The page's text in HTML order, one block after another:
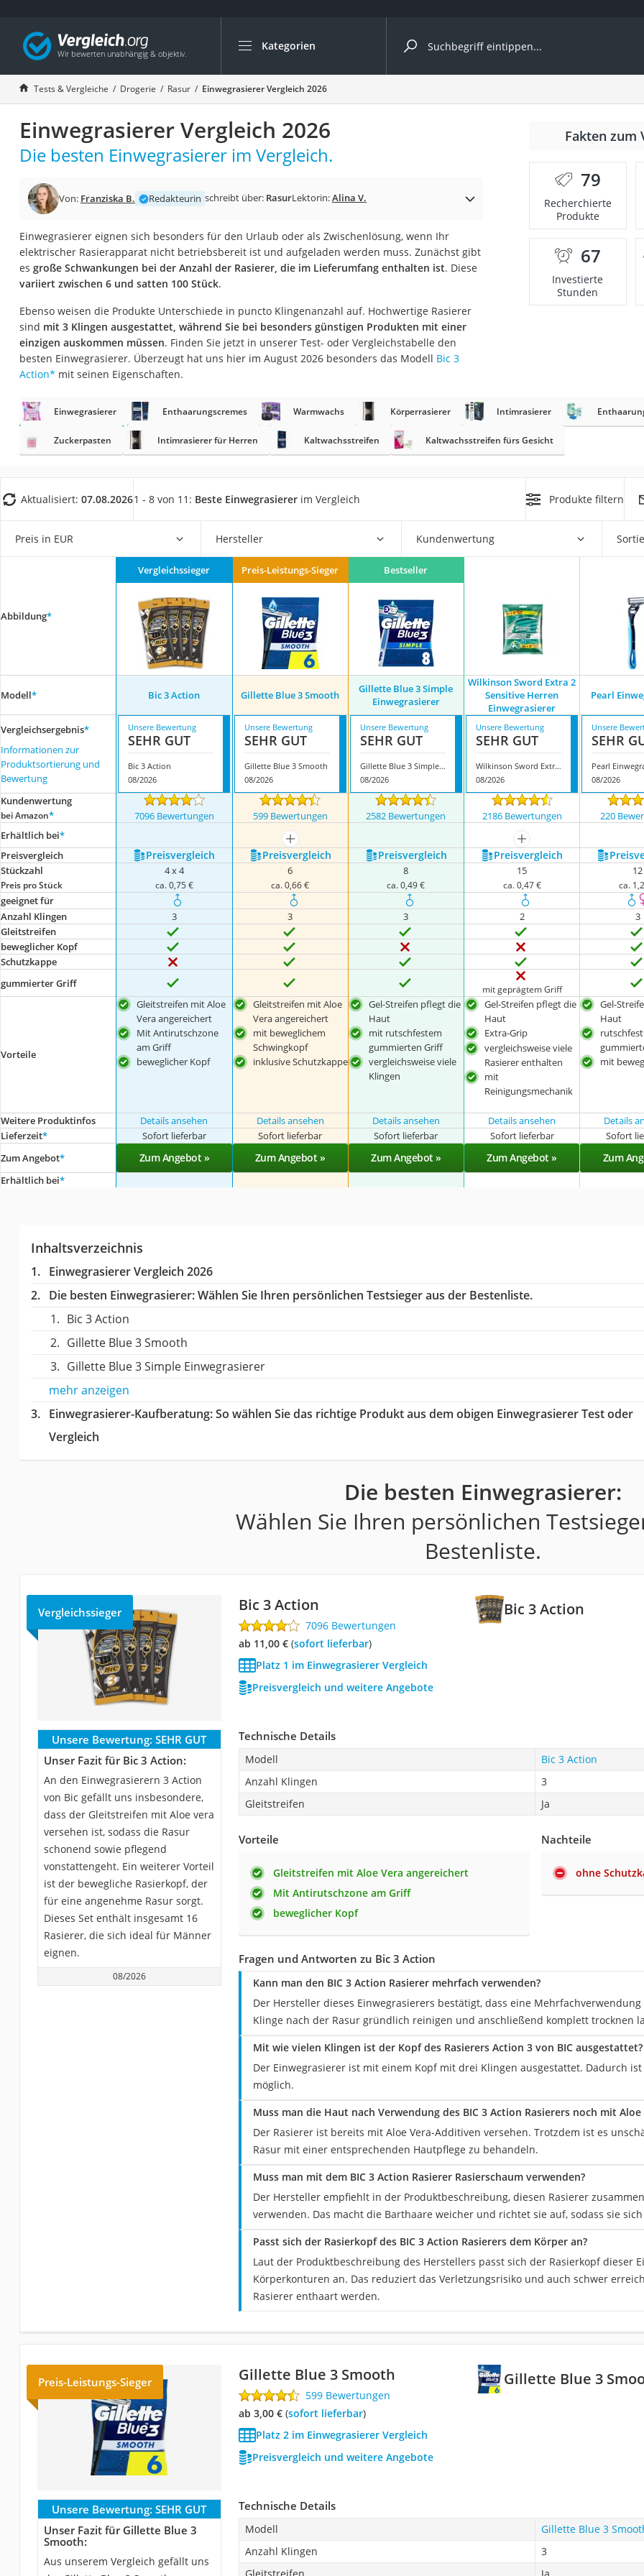
Kategorien
Die beliebtesten Vergleiche nach Kategorie
Drogerie
Inhalator
Haarschneider
Rollator
Braun Rasierer
Katzenklappe (Chip)
Masturbator
Massagepistole
Epilierer
Reisehaartrockner
Eiweißpulver
Magnesiumpräparat
Nackenmassagegerät
Zeckenschutz Katze
leichter Haartrockner
Schildkrötenhaus
Massagegerät
Service
Tests & Vergleiche Drogerie Rasur Einwegrasierer Vergleich 2026
Einwegrasierer Vergleich 2026
Die besten Einwegrasierer im Vergleich.
Von: Franziska B. Redakteurin schreibt über: RasurLektorin:Alina V.
Einwegrasierer eignen sich besonders für den Urlaub oder als Zwischenlösung, wenn Ihr
elektrischer Rasierapparat nicht betriebsbereit ist und aufgeladen werden muss. Zunächst gibt
es große Schwankungen bei der Anzahl der Rasierer, die im Lieferumfang enthalten ist. Diese
variiert zwischen 6 und satten 100 Stück.
Ebenso weisen die Produkte Unterschiede in puncto Klingenanzahl auf. Hochwertige Rasierer
sind mit 3 Klingen ausgestattet, während Sie bei besonders günstigen Produkten mit einer
einzigen auskommen müssen. Finden Sie jetzt in unserer Test- oder Vergleichstabelle den
besten Einwegrasierer. Überzeugt hat uns hier im August 2026 besonders das Modell Bic 3
Action* mit seinen Eigenschaften.
Fakten zum
79
Recherchierte
Produkte
67
Investierte
Stunden
Einwegrasierer Enthaarungscremes Warmwachs Körperrasierer Intimrasierer
Zuckerpasten Intimrasierer für Herren Kaltwachsstreifen Kaltwachsstreifen fürs Gesicht
Aktualisiert: 07.08.20261 - 8 von 11: Beste Einwegrasierer im Vergleich Produkte filtern
Preis in EUR Hersteller Kundenwertung
Abbildung*
Vergleichssieger Preis-Leistungs-Sieger Bestseller
Modell* Bic 3 Action Gillette Blue 3 Smooth
Gillette Blue 3 Simple
Einwegrasierer
Wilkinson Sword Extra 2
Sensitive Herren
Einwegrasierer
Pearl
Vergleichsergebnis*
Informationen zur
Produktsortierung und
Bewertung
Unsere Bewertung
SEHR GUT
Bic 3 Action
08/2026
Unsere Bewertung
SEHR GUT
Gillette Blue 3 Smooth
08/2026
Unsere Bewertung
SEHR GUT
Gillette Blue 3 Simple Einwegrasierer
08/2026
Unsere Bewertung
SEHR GUT
Wilkinson Sword Extra 2 Sensitive Herren Einwegrasierer
08/2026
Unsere
SEHR
Pearl
08/2026
Kundenwertung
bei Amazon* 7096 Bewertungen 599 Bewertungen 2582 Bewertungen 2186 Bewertungen 220
Erhältlich bei*
mehr anzeigen
mehr anzeigen
Preis­vergleich
Preis­vergleich Preis­vergleich Preis­vergleich Preis­vergleich
Stückzahl
Preis pro Stück
4 x 4
ca. 0,75 €
6
ca. 0,66 €
8
ca. 0,49 €
15
ca. 0,47 €
12
ca.
geeignet für
Anzahl Klingen
3 3 3 2 3
Gleitstreifen
beweglicher Kopf
Schutzkappe
gummierter Griff
mit geprägtem Griff
Vorteile
Gleitstreifen mit Aloe
Vera angereichert
Mit Antirutschzone
am Griff
beweglicher Kopf
Gleitstreifen mit Aloe
Vera angereichert
mit beweglichem
Schwingkopf
inklusive Schutzkappe
Gel-Streifen pflegt die
Haut
mit rutschfestem
gummierten Griff
vergleichsweise viele
Klingen
Gel-Streifen pflegt die
Haut
Extra-Grip
vergleichsweise viele
Rasierer enthalten
mit
Reinigungsmechanik
Gel-
Haut
mit
Weitere Produktinfos
Details ansehen Details ansehen Details ansehen Details ansehen Details
Lieferzeit* Sofort lieferbar Sofort lieferbar Sofort lieferbar Sofort lieferbar Sofort
Zum Angebot* Zum Angebot » Zum Angebot » Zum Angebot » Zum Angebot » Zum
Erhältlich bei*
Inhaltsverzeichnis
Einwegrasierer Vergleich 2026
Die besten Einwegrasierer:Wählen Sie Ihren persönlichen Testsieger aus der Bestenliste.
Bic 3 Action
Gillette Blue 3 Smooth
Gillette Blue 3 Simple Einwegrasierer
mehr anzeigen
Einwegrasierer-Kaufberatung: So wählen Sie das richtige Produkt aus dem obigen Einwegrasierer Test oder
Vergleich
Die besten Einwegrasierer:
Wählen Sie Ihren persönlichen
Bestenliste.
Bic 3 Action
Vergleichssieger Bic 3 Action
7096 Bewertungen
ab 11,00 €( Sofort lieferbar)
Platz 1 im Einwegrasierer Vergleich
Preisvergleich und weitere Angebote
Unsere Bewertung: SEHR GUT
Unser Fazit für Bic 3 Action:
An den Einwegrasierern 3 Action
von Bic gefällt uns insbesondere,
dass der Gleitstreifen mit Aloe vera
versehen ist, sodass die Rasur
schonend sowie pflegend
vonstattengeht. Ein weiterer Vorteil
ist der bewegliche Rasierkopf, der
für eine angenehme Rasur sorgt.
Dieses Set enthält insgesamt 16
Rasierer, die sich ideal für Männer
eignen.
08/2026
Technische Details
Modell
Bic 3 Action
Anzahl Klingen
3
Gleitstreifen
Ja
Vorteile
Gleitstreifen mit Aloe Vera angereichert
Mit Antirutschzone am Griff
beweglicher Kopf
Nachteile
ohne
Fragen und Antworten zu Bic 3 Action
Kann man den BIC 3 Action Rasierer mehrfach verwenden?
Der Hersteller dieses Einwegrasierers bestätigt, dass eine
Klinge nach der Rasur gründlich reinigen und anschließend komplett trocknen
Mit wie vielen Klingen ist der Kopf des Rasierers Action 3 von BIC ausgestattet?
Der Einwegrasierer ist mit einem Kopf mit drei Klingen ausgestattet. Dadurch
möglich.
Muss man die Haut nach Verwendung des BIC 3 Action Rasierers noch mit
Der Rasierer ist bereits mit Aloe Vera-Additiven versehen. Trotzdem ist es
Rasur mit einer entsprechenden Hautpflege zu behandeln.
Muss man mit dem BIC 3 Action Rasierer Rasierschaum verwenden?
Der Hersteller empfiehlt in der Produktbeschreibung, diesen Rasierer
verwenden. Das macht die Barthaare weicher und richtet sie auf, sodass sie
Passt sich der Rasierkopf des BIC 3 Action Rasierers dem Körper an?
Laut der Produktbeschreibung des Herstellers passt sich der Rasierkopf dieser
Körperkonturen an. Das reduziert das Verletzungsrisiko und auch schwer
Rasierer enthaart werden.
Gillette Blue 3
Preis-Leistungs-Sieger Gillette Blue 3 Smooth
599 Bewertungen
ab 3,00 €( Sofort lieferbar)
Platz 2 im Einwegrasierer Vergleich
Preisvergleich und weitere Angebote
Unsere Bewertung: SEHR GUT
Unser Fazit für Gillette Blue 3
Smooth:
Aus unserem Vergleich gefällt uns
Technische Details
Modell
Gillette Blue 3
Anzahl Klingen
3